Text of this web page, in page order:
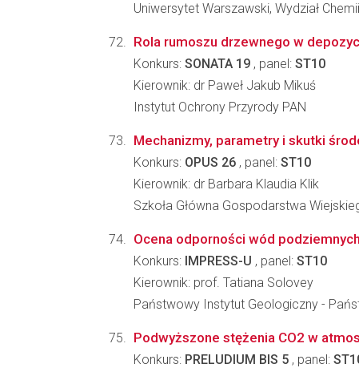
Uniwersytet Warszawski, Wydział Chemii
Rola rumoszu drzewnego w
Konkurs: SONATA 19 , panel: ST10
Kierownik: dr Paweł Jakub Mikuś
Instytut Ochrony Przyrody PAN
Mechanizmy, parametry i skutki
Konkurs: OPUS 26 , panel: ST10
Kierownik: dr Barbara Klaudia Klik
Szkoła Główna Gospodarstwa
Ocena odporności wód
Konkurs: IMPRESS-U , panel: ST10
Kierownik: prof. Tatiana Solovey
Państwowy Instytut Geologiczny -
Podwyższone stężenia CO2 w
Konkurs: PRELUDIUM BIS 5 , panel: